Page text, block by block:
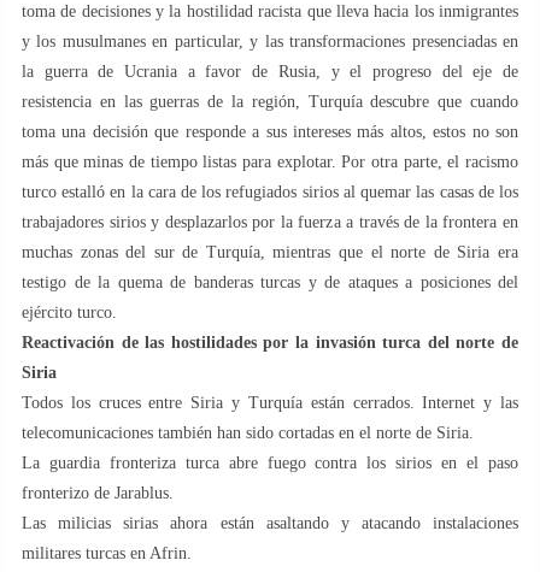
toma de decisiones y la hostilidad racista que lleva hacia los inmigrantes
y los musulmanes en particular, y las transformaciones presenciadas en
la guerra de Ucrania a favor de Rusia, y el progreso del eje de
resistencia en las guerras de la región, Turquía descubre que cuando
toma una decisión que responde a sus intereses más altos, estos no son
más que minas de tiempo listas para explotar. Por otra parte, el racismo
turco estalló en la cara de los refugiados sirios al quemar las casas de los
trabajadores sirios y desplazarlos por la fuerza a través de la frontera en
muchas zonas del sur de Turquía, mientras que el norte de Siria era
testigo de la quema de banderas turcas y de ataques a posiciones del
ejército turco.
Reactivación de las hostilidades por la invasión turca del norte de
Siria
Todos los cruces entre Siria y Turquía están cerrados. Internet y las
telecomunicaciones también han sido cortadas en el norte de Siria.
La guardia fronteriza turca abre fuego contra los sirios en el paso
fronterizo de Jarablus.
Las milicias sirias ahora están asaltando y atacando instalaciones
militares turcas en Afrin.